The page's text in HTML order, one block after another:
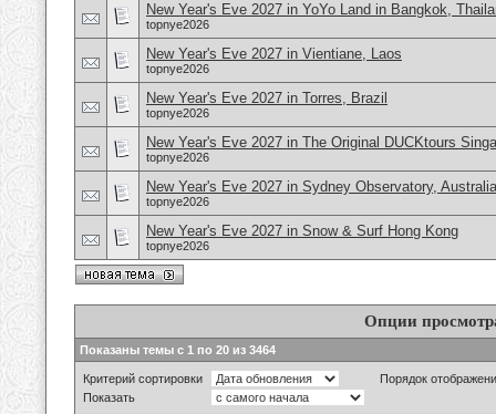
New Year's Eve 2027 in YoYo Land in Bangkok,
topnye2026
New Year's Eve 2027 in Vientiane, Laos
topnye2026
New Year's Eve 2027 in Torres, Brazil
topnye2026
New Year's Eve 2027 in The Original DUCKtours
topnye2026
New Year's Eve 2027 in Sydney Observatory, Australia
topnye2026
New Year's Eve 2027 in Snow & Surf Hong Kong
topnye2026
Опции
Показаны темы с 1 по 20 из 3464
Критерий сортировки
Порядок
Показать